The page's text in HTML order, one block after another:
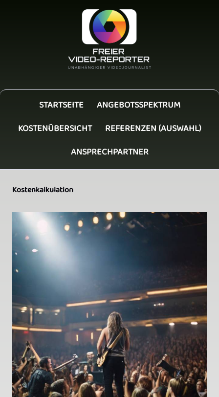
STARTSEITE
ANGEBOTSSPEKTRUM
KOSTENÜBERSICHT
REFERENZEN (AUSWAHL)
ANSPRECHPARTNER
Kostenkalkulation